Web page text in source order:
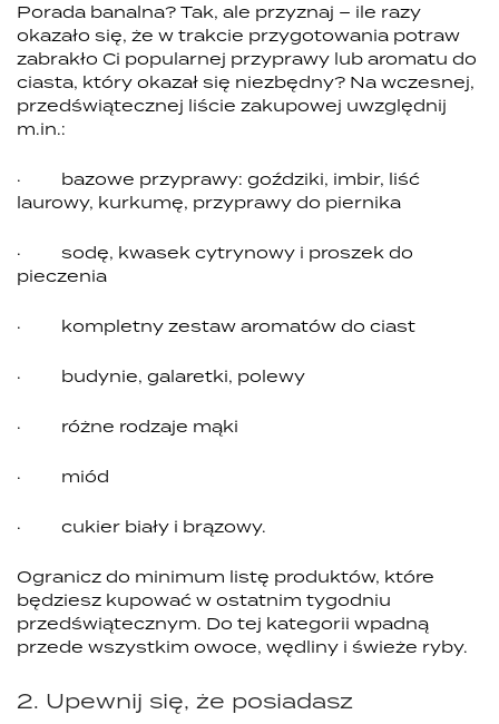
Porada banalna? Tak, ale przyznaj – ile razy
okazało się, że w trakcie przygotowania potraw
zabrakło Ci popularnej przyprawy lub aromatu do
ciasta, który okazał się niezbędny? Na wczesnej,
przedświątecznej liście zakupowej uwzględnij
m.in.:
· bazowe przyprawy: goździki, imbir, liść
laurowy, kurkumę, przyprawy do piernika
· sodę, kwasek cytrynowy i proszek do
pieczenia
· kompletny zestaw aromatów do ciast
· budynie, galaretki, polewy
· różne rodzaje mąki
· miód
· cukier biały i brązowy.
Ogranicz do minimum listę produktów, które
będziesz kupować w ostatnim tygodniu
przedświątecznym. Do tej kategorii wpadną
przede wszystkim owoce, wędliny i świeże ryby.
2. Upewnij się, że posiadasz